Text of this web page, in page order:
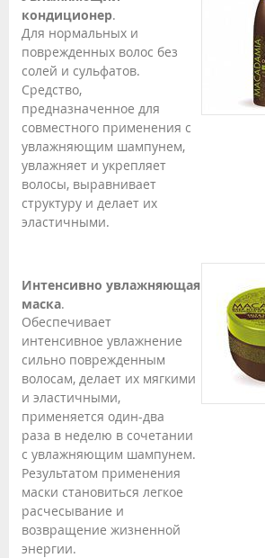
кондиционер.
Для нормальных и
поврежденных волос без
солей и сульфатов.
Средство,
предназначенное для
совместного применения с
увлажняющим шампунем,
увлажняет и укрепляет
волосы, выравнивает
структуру и делает их
эластичными.
Интенсивно увлажняющая
маска.
Обеспечивает
интенсивное увлажнение
сильно поврежденным
волосам, делает их мягкими
и эластичными,
применяется один-два
раза в неделю в сочетании
с увлажняющим шампунем.
Результатом применения
маски становиться легкое
расчесывание и
возвращение жизненной
энергии.